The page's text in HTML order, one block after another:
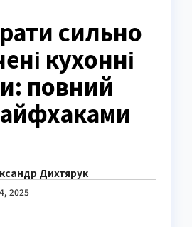
сильно
кухонні
повний
Дихтярук
2025